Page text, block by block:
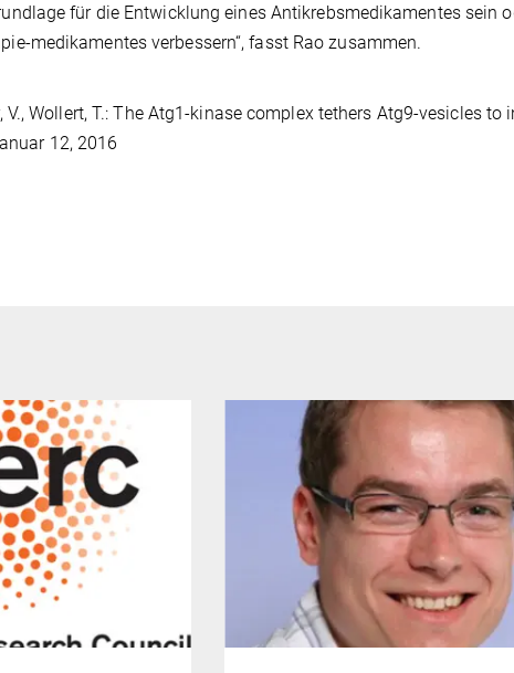
für die Entwicklung eines Antikrebsmedikamentes sein
medikamentes verbessern“, fasst Rao zusammen.
V., Wollert, T.: The Atg1-kinase complex tethers Atg9-vesicles to
12, 2016